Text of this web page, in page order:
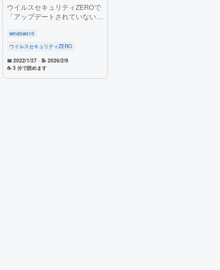
ウイルスセキュリティZEROで
「アップデートされていない」
処方法を解説します。再インス
トールによる解決手順に加え、
Windowsが起動しなくなった場
合の回避策や注意点も実体験を
もとにまとめています。
windows10
ウイルスセキュリティZERO
📅 2022/1/27 · 📝 2026/2/9
☕ 3 分で読めます